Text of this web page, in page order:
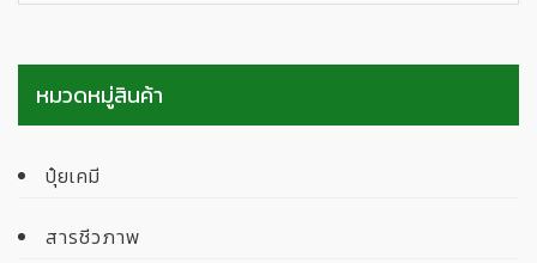
หมวดหมู่สินค้า
ปุ๋ยเคมี
สารชีวภาพ